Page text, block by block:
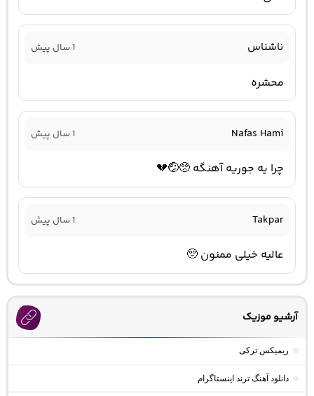
ناشناس 1 سال پیش
محشره
Nafas Hami 1 سال پیش
چرا یه جوریه آهنگه 🥺🤕💔
Takpar 1 سال پیش
عالیه خیلی ممنون 🥺
آرشیو موزیک
ریمیکس ترکی
دانلود آهنگ ترند اینستاگرام